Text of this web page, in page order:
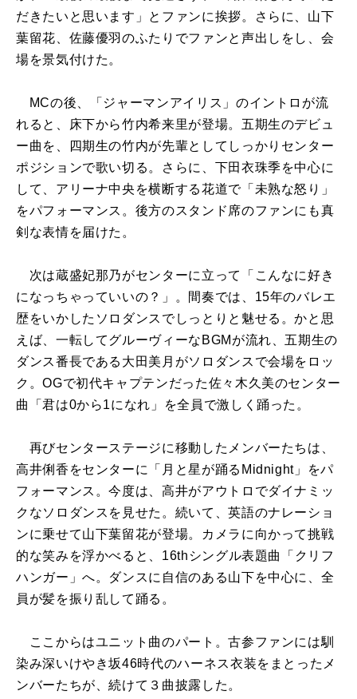
だきたいと思います」とファンに挨拶。さらに、山下
葉留花、佐藤優羽のふたりでファンと声出しをし、会
場を景気付けた。
MCの後、「ジャーマンアイリス」のイントロが流
れると、床下から竹内希来里が登場。五期生のデビュ
ー曲を、四期生の竹内が先輩としてしっかりセンター
ポジションで歌い切る。さらに、下田衣珠季を中心に
して、アリーナ中央を横断する花道で「未熟な怒り」
をパフォーマンス。後方のスタンド席のファンにも真
剣な表情を届けた。
次は蔵盛妃那乃がセンターに立って「こんなに好き
になっちゃっていいの？」。間奏では、15年のバレエ
歴をいかしたソロダンスでしっとりと魅せる。かと思
えば、一転してグルーヴィーなBGMが流れ、五期生の
ダンス番長である大田美月がソロダンスで会場をロッ
ク。OGで初代キャプテンだった佐々木久美のセンター
曲「君は0から1になれ」を全員で激しく踊った。
再びセンターステージに移動したメンバーたちは、
高井俐香をセンターに「月と星が踊るMidnight」をパ
フォーマンス。今度は、高井がアウトロでダイナミッ
クなソロダンスを見せた。続いて、英語のナレーショ
ンに乗せて山下葉留花が登場。カメラに向かって挑戦
的な笑みを浮かべると、16thシングル表題曲「クリフ
ハンガー」へ。ダンスに自信のある山下を中心に、全
員が髪を振り乱して踊る。
ここからはユニット曲のパート。古参ファンには馴
染み深いけやき坂46時代のハーネス衣装をまとったメ
ンバーたちが、続けて３曲披露した。